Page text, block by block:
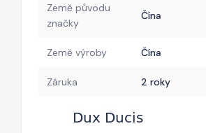
Země původu
značky
Čína
Země výroby Čína
Záruka 2 roky